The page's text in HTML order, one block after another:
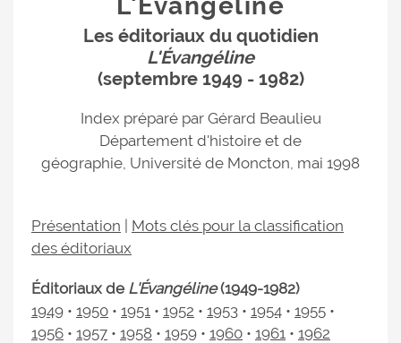
Les éditoriaux du quotidien
L'Évangéline
(septembre 1949 - 1982)
Index préparé par Gérard Beaulieu
Département d'histoire et de
géographie, Université de Moncton, mai 1998
Présentation
Mots clés pour la classification
des éditoriaux
Éditoriaux de L'Évangéline(1949-1982)
1949 • 1950 • 1951 • 1952 • 1953 • 1954 • 1955 •
1956 • 1957 • 1958 • 1959 • 1960 • 1961 • 1962